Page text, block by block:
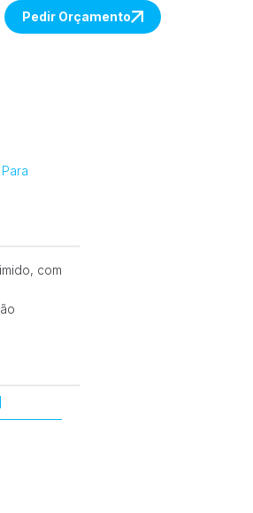
Pedir Orçamento
Para
com